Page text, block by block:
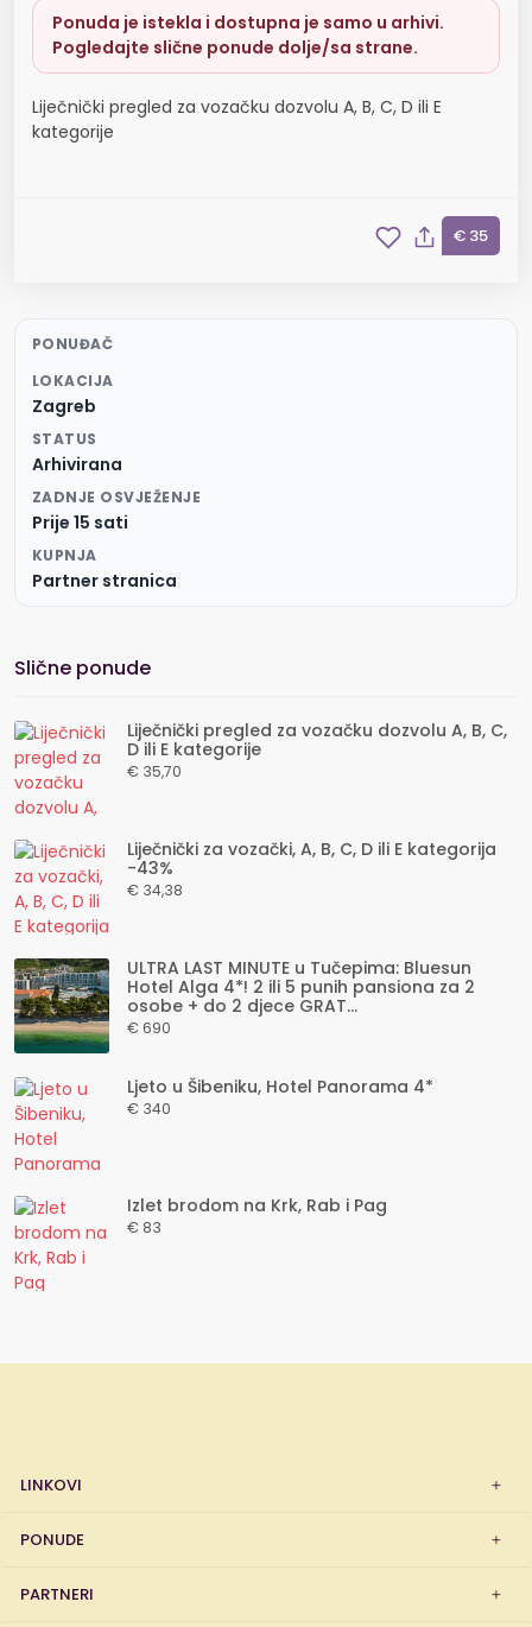
Ponuda je istekla i dostupna je samo u arhivi.
Pogledajte slične ponude dolje/sa strane.
Liječnički pregled za vozačku dozvolu A, B, C, D ili E
kategorije
€ 35
PONUĐAČ
LOKACIJA
Zagreb
STATUS
Arhivirana
ZADNJE OSVJEŽENJE
Prije 15 sati
KUPNJA
Partner stranica
Slične ponude
Liječnički pregled za vozačku dozvolu A, B, C,
D ili E kategorije
€ 35,70
Liječnički za vozački, A, B, C, D ili E kategorija
-43%
€ 34,38
ULTRA LAST MINUTE u Tučepima: Bluesun
Hotel Alga 4*! 2 ili 5 punih pansiona za 2
osobe + do 2 djece GRAT...
€ 690
Ljeto u Šibeniku, Hotel Panorama 4*
€ 340
Izlet brodom na Krk, Rab i Pag
€ 83
LINKOVI
PONUDE
PARTNERI